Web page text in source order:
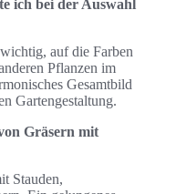
ich bei der Auswahl
auf die Farben
Pflanzen im
Gesamtbild
Gartengestaltung.
Gräsern mit
Stauden,